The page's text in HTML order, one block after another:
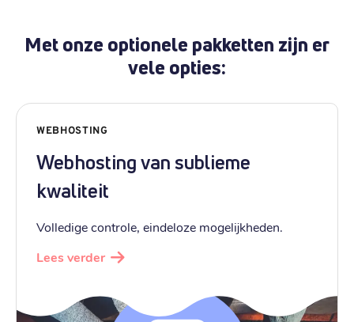
Met onze optionele pakketten zijn er
vele opties:
WEBHOSTING
Webhosting van sublieme
kwaliteit
Volledige controle, eindeloze mogelijkheden.
Lees verder